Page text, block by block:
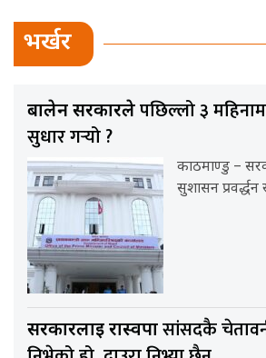
भर्खर
बालेन सरकारलेपछिल्लो ३
सुधार गर्‍यो ?
काठमाण्डु –
सुशासन प्रवर्द्धन
सरकारलाई रास्वपासांसदकै